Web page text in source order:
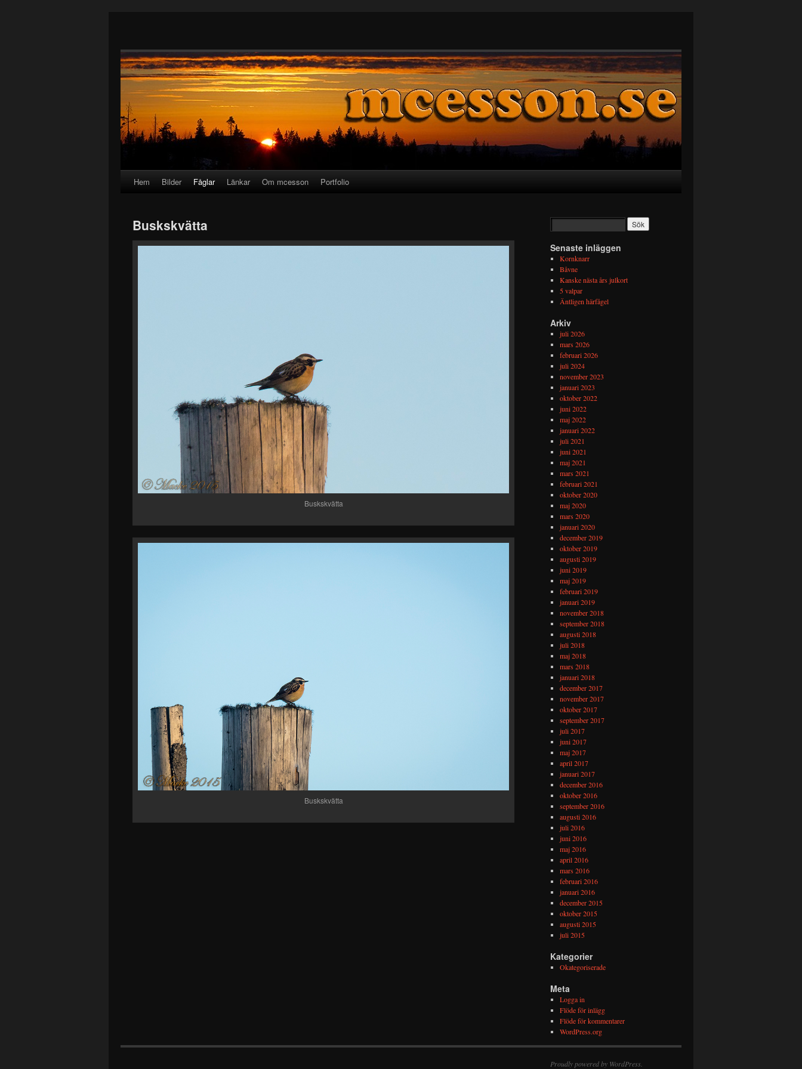
Hem Bilder Fåglar Länkar Om mcesson Portfolio
Buskskvätta
Buskskvätta
Buskskvätta
Senaste inläggen
Kornknarr
Båvne
Kanske nästa års julkort
5 valpar
Äntligen härfågel
Arkiv
juli 2026
mars 2026
februari 2026
juli 2024
november 2023
januari 2023
oktober 2022
juni 2022
maj 2022
januari 2022
juli 2021
juni 2021
maj 2021
mars 2021
februari 2021
oktober 2020
maj 2020
mars 2020
januari 2020
december 2019
oktober 2019
augusti 2019
juni 2019
maj 2019
februari 2019
januari 2019
november 2018
september 2018
augusti 2018
juli 2018
maj 2018
mars 2018
januari 2018
december 2017
november 2017
oktober 2017
september 2017
juli 2017
juni 2017
maj 2017
april 2017
januari 2017
december 2016
oktober 2016
september 2016
augusti 2016
juli 2016
juni 2016
maj 2016
april 2016
mars 2016
februari 2016
januari 2016
december 2015
oktober 2015
augusti 2015
juli 2015
Kategorier
Okategoriserade
Meta
Logga in
Flöde för inlägg
Flöde för kommentarer
WordPress.org
Proudly powered by WordPress.